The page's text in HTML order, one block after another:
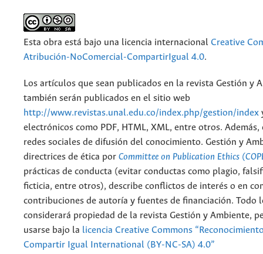
Esta obra está bajo una licencia internacional Creative
Atribución-NoComercial-CompartirIgual 4.0.
Los artículos que sean publicados en la revista Gestión y
también serán publicados en el sitio web
http://www.revistas.unal.edu.co/index.php/gestion/index
electrónicos como PDF, HTML, XML, entre otros.
redes sociales de difusión del conocimiento. Gestión y
directrices de ética por Committee on Publication Ethics
prácticas de conducta (evitar conductas como plagio,
ficticia, entre otros), describe conflictos de interés o en
contribuciones de autoría y fuentes de financiación. Todo
considerará propiedad de la revista Gestión y Ambiente,
usarse bajo la licencia Creative Commons
Compartir Igual International (BY-NC-SA) 4.0”